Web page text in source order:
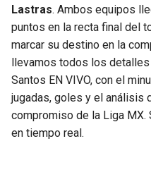
Lastras. Ambos equipos
puntos en la recta final del
marcar su destino en la
llevamos todos los
Santos EN VIVO, con el
jugadas, goles y el análisis
compromiso de la Liga
en tiempo real.